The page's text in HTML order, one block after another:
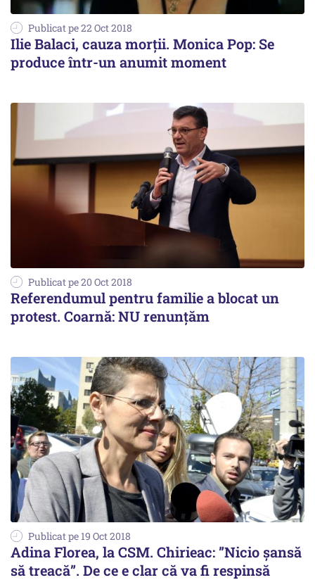
Publicat pe 22 Oct 2018
Ilie Balaci, cauza morții. Monica Pop: Se
produce într-un anumit moment
Publicat pe 20 Oct 2018
Referendumul pentru familie a blocat un
protest. Coarnă: NU renunțăm
Publicat pe 19 Oct 2018
Adina Florea, la CSM. Chirieac: ”Nicio șansă
să treacă”. De ce e clar că va fi respinsă